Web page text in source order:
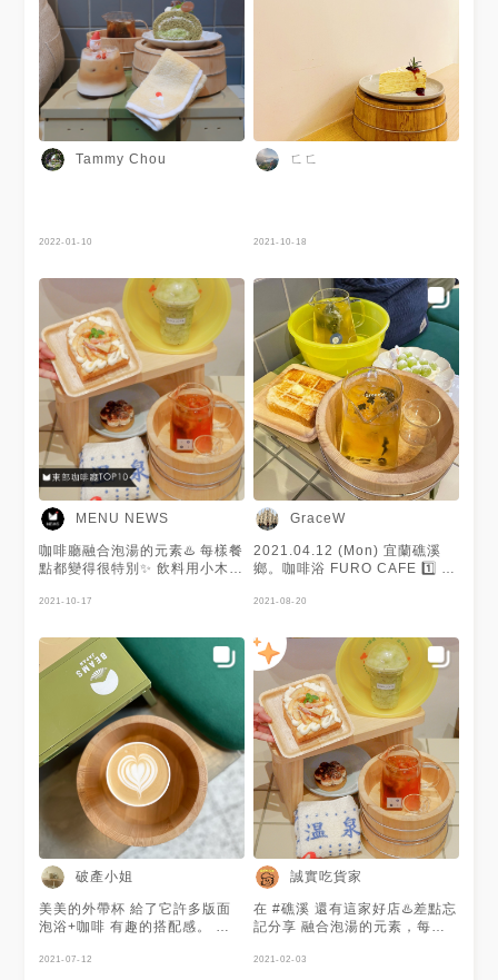
相機先食 #yilan #yilanfood
#yilanfoodie #taiwan
#taiwanfood #taiwanfoodie
Tammy Chou
2022-01-10
ㄈㄈ
2021-10-18
MENU NEWS
咖啡廳融合泡湯的元素♨️ 每樣餐
點都變得很特別✨ 飲料用小木桶
爽好喝😚 柔軟濕潤的生吐司也
果香🍎 搭配卡士達甜而不膩呀
🥰 謝謝 @誠實吃貨家 提供美照
🧡
2021-10-17
GraceW
2021.04.12 (Mon) 宜蘭礁溪
鄉。咖啡浴 FURO CAFE 1️⃣ 手
巨峰葡萄 NTD 130 3️⃣ 白桃烏
吐司和茶品都很不錯 茶香竟然
有葡萄和桃子的味道 座位區在
二樓 Sake就一直走來走去 很忙
😑 #葛蕾絲吃宜蘭 #葛蕾絲遊咖
啡廳
2021-08-20
破產小姐
美美的外帶杯 給了它許多版面
泡浴+咖啡 有趣的搭配感。 📍
號 ⏰11:00-17:00 🈲️週三
2021-07-12
誠實吃貨家
在 #礁溪 還有這家好店♨️差點忘
記分享 融合泡湯的元素，每樣
穿的好好看😃我在日本吧🤣 ❶
2021-02-03